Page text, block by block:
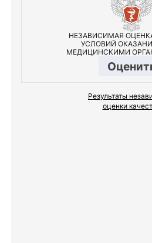
НЕЗАВИСИМАЯ
УСЛОВИЙ
МЕДИЦИНСКИМИ
Результаты
оценки